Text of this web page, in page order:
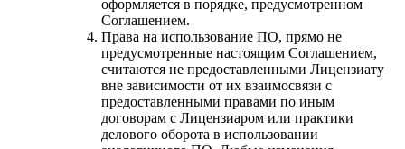
оформляется в порядке, предусмотренном
Соглашением.
Права на использование ПО, прямо не
предусмотренные настоящим Соглашением,
считаются не предоставленными Лицензиату
вне зависимости от их взаимосвязи с
предоставленными правами по иным
договорам с Лицензиаром или практики
делового оборота в использовании